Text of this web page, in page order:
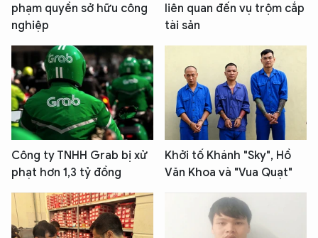
phạm quyền sở hữu công
nghiệp
liên quan đến vụ trộm cắp
tài sản
Công ty TNHH Grab bị xử
phạt hơn 1,3 tỷ đồng
Khởi tố Khánh "Sky", Hồ
Văn Khoa và "Vua Quạt"